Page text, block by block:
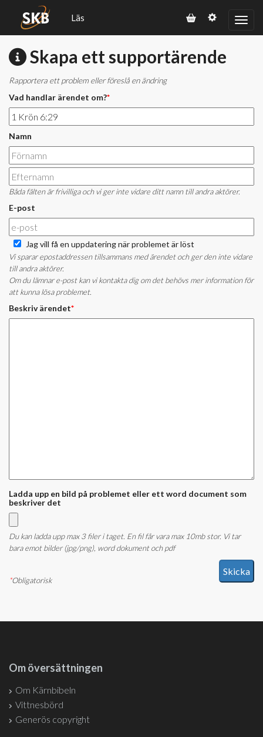
Läs
Skapa ett supportärende
Rapportera ett problem eller föreslå en ändring
Vad handlar ärendet om?*
Namn
Båda fälten är frivilliga och vi ger inte vidare ditt namn till andra aktörer.
E-post
Jag vill få en uppdatering när problemet är löst
Vi sparar epostaddressen tillsammans med ärendet och ger den inte vidare
till andra aktörer.
Om du lämnar e-post kan vi kontakta dig om det behövs mer information för
att kunna lösa problemet.
Beskriv ärendet*
Ladda upp en bild på problemet eller ett word document som
beskriver det
Du kan ladda upp max 3 filer i taget. En fil får vara max 10mb stor. Vi tar
bara emot bilder (jpg/png), word dokument och pdf
*Obligatorisk
Om översättningen
Om Kärnbibeln
Vittnesbörd
Generös copyright